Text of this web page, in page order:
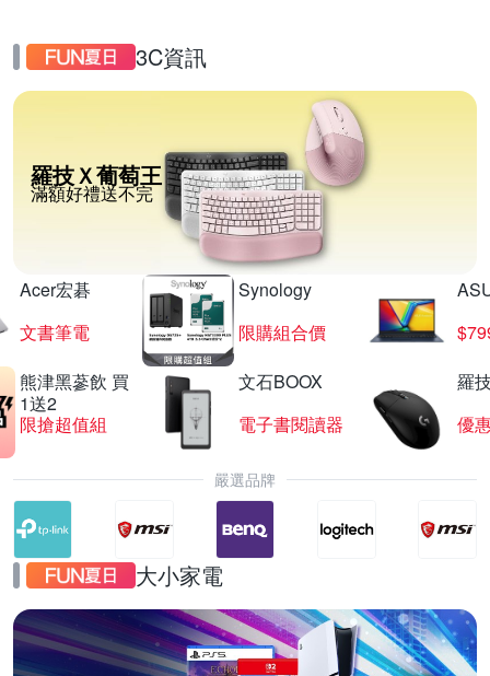
3C資訊
羅技Ｘ葡萄王
滿額好禮送不完
Acer宏碁
文書筆電
Synology
限購組合價
熊津黑蔘飲 買
1送2
限搶超值組
文石BOOX
電子書閱讀器
羅
優
嚴選品牌
大小家電